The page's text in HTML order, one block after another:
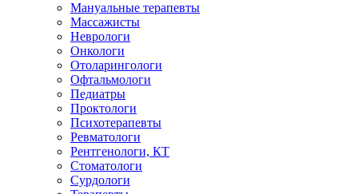
Мануальные терапевты
Массажисты
Неврологи
Онкологи
Отоларингологи
Офтальмологи
Педиатры
Проктологи
Психотерапевты
Ревматологи
Рентгенологи, КТ
Стоматологи
Сурдологи